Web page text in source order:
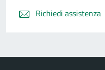
Richiedi assistenza